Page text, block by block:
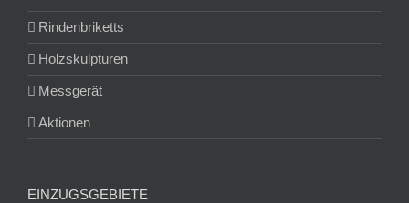
Rindenbriketts
Holzskulpturen
Messgerät
Aktionen
EINZUGSGEBIETE